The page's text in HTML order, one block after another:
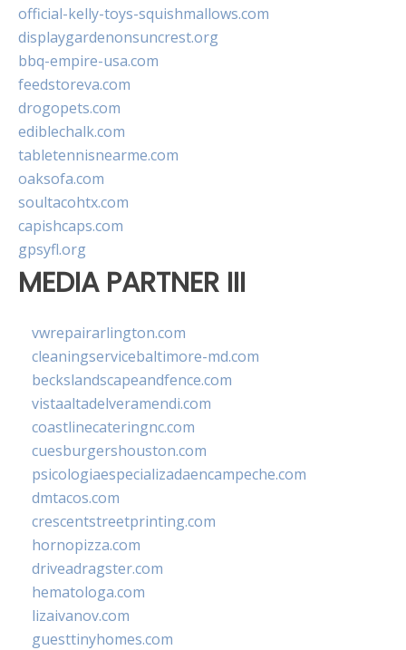
official-kelly-toys-squishmallows.com
displaygardenonsuncrest.org
bbq-empire-usa.com
feedstoreva.com
drogopets.com
ediblechalk.com
tabletennisnearme.com
oaksofa.com
soultacohtx.com
capishcaps.com
gpsyfl.org
MEDIA PARTNER III
vwrepairarlington.com
cleaningservicebaltimore-md.com
beckslandscapeandfence.com
vistaaltadelveramendi.com
coastlinecateringnc.com
cuesburgershouston.com
psicologiaespecializadaencampeche.com
dmtacos.com
crescentstreetprinting.com
hornopizza.com
driveadragster.com
hematologa.com
lizaivanov.com
guesttinyhomes.com